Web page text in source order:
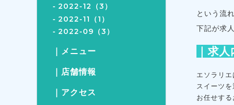
2022-12（3）
2022-11（1）
2022-09（3）
｜メニュー
｜店舗情報
｜アクセス
という流
下記が求
｜求
エソラリエ
スイーツ
お任せする